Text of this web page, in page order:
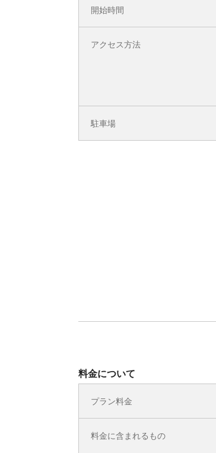
開始時間
アクセス方法
駐車場
料金について
プラン料金
料金に含まれるもの